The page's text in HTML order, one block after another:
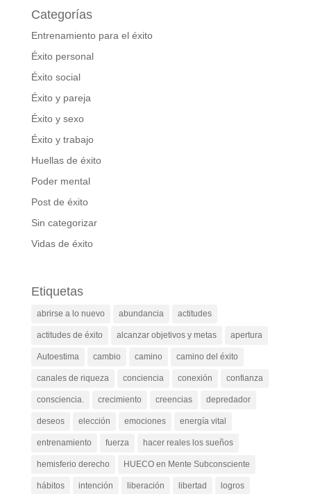
Categorías
Entrenamiento para el éxito
Éxito personal
Éxito social
Éxito y pareja
Éxito y sexo
Éxito y trabajo
Huellas de éxito
Poder mental
Post de éxito
Sin categorizar
Vidas de éxito
Etiquetas
abrirse a lo nuevo abundancia actitudes
actitudes de éxito alcanzar objetivos y metas apertura
Autoestima cambio camino camino del éxito
canales de riqueza conciencia conexión confianza
consciencia. crecimiento creencias depredador
deseos elección emociones energía vital
entrenamiento fuerza hacer reales los sueños
hemisferio derecho HUECO en Mente Subconsciente
hábitos intención liberación libertad logros